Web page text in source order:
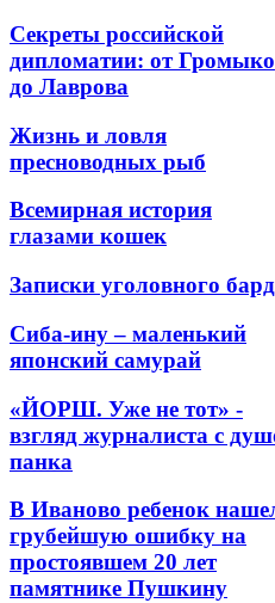
Секреты российской
дипломатии: от Громыко
до Лаврова
Жизнь и ловля
пресноводных рыб
Всемирная история
глазами кошек
Записки уголовного
Сиба-ину – маленький
японский самурай
«ЙОРШ. Уже не тот» -
взгляд журналиста с
панка
В Иваново ребенок
грубейшую ошибку на
простоявшем 20 лет
памятнике Пушкину